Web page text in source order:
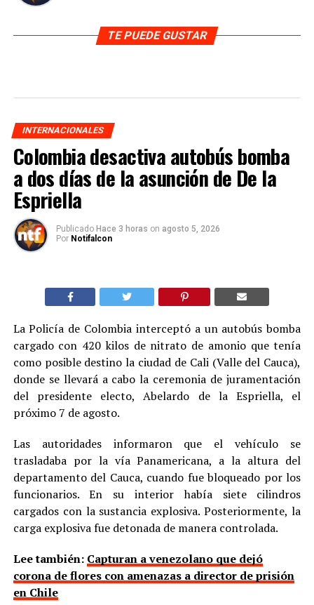
TE PUEDE GUSTAR
INTERNACIONALES
Colombia desactiva autobús bomba
a dos días de la asunción de De la
Espriella
Publicado Hace 3 horas on agosto 5, 2026
Por Notifalcon
La Policía de Colombia interceptó a un autobús bomba
cargado con 420 kilos de nitrato de amonio que tenía
como posible destino la ciudad de Cali (Valle del Cauca),
donde se llevará a cabo la ceremonia de juramentación
del presidente electo, Abelardo de la Espriella, el
próximo 7 de agosto.
Las autoridades informaron que el vehículo se
trasladaba por la vía Panamericana, a la altura del
departamento del Cauca, cuando fue bloqueado por los
funcionarios. En su interior había siete cilindros
cargados con la sustancia explosiva. Posteriormente, la
carga explosiva fue detonada de manera controlada.
Lee también: Capturan a venezolano que dejó
corona de flores con amenazas a director de prisión
en Chile